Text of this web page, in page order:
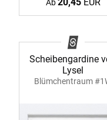
Ab
Scheibengardine
Lysel
Blümchentraum